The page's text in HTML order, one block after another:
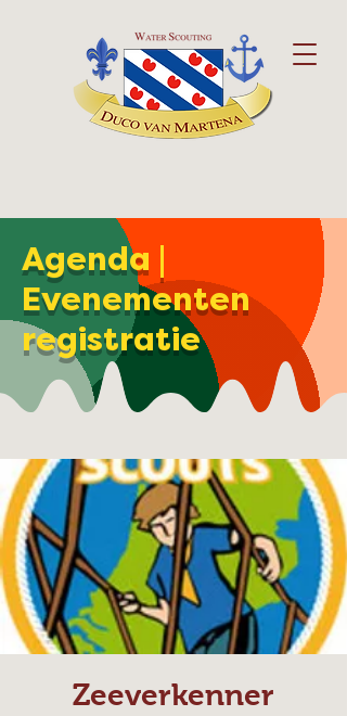
Agenda |
Evenementen
registratie
Zeeverkenner